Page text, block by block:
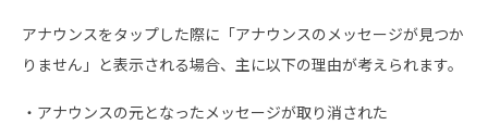
アナウンスをタップした際に「アナウンスのメッセージが見つか
りません」と表示される場合、主に以下の理由が考えられます。
・アナウンスの元となったメッセージが取り消された